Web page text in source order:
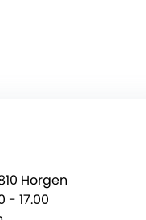
Horgen
- 17.00